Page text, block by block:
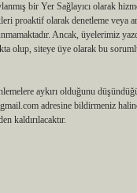
bir Yer Sağlayıcı olarak
proaktif olarak denetleme veya
Ancak, üyelerimiz
olup, siteye üye olarak bu
aykırı olduğunu
adresine bildirmeniz
kaldırılacaktır.